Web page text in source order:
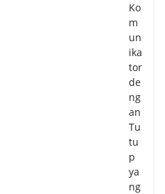
Ko
m
un
ika
tor
de
ng
an
Tu
tu
p
ya
ng